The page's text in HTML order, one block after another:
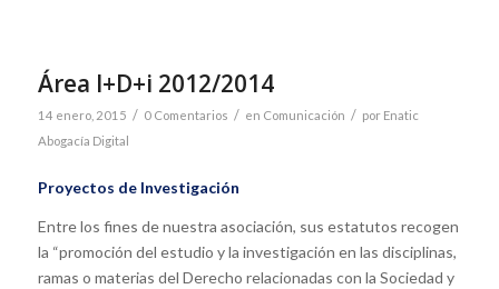
Área I+D+i 2012/2014
14 enero, 2015 / 0 Comentarios / en Comunicación / por Enatic
Abogacía Digital
Proyectos de Investigación
Entre los fines de nuestra asociación, sus estatutos recogen
la “promoción del estudio y la investigación en las disciplinas,
ramas o materias del Derecho relacionadas con la Sociedad y